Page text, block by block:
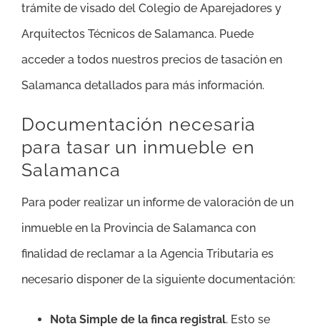
trámite de visado del Colegio de Aparejadores y
Arquitectos Técnicos de Salamanca. Puede
acceder a todos nuestros precios de tasación en
Salamanca detallados para más información.
Documentación necesaria
para tasar un inmueble en
Salamanca
Para poder realizar un informe de valoración de un
inmueble en la Provincia de Salamanca con
finalidad de reclamar a la Agencia Tributaria es
necesario disponer de la siguiente documentación:
Nota Simple de la finca registral. Esto se